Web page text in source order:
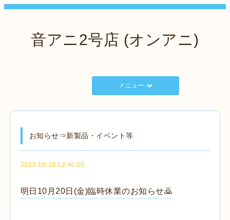
音アニ2号店 (オンアニ)
メニュー
お知らせ⇒新製品・イベント等
2023-10-19 12:40:00
明日10月20日(金)臨時休業のお知らせ🙇